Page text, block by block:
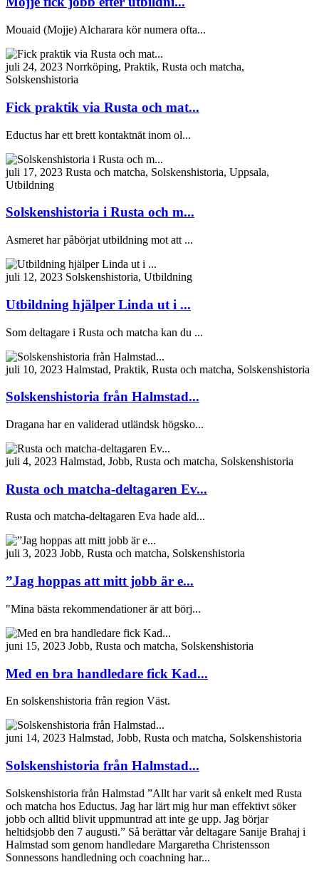
Mouaid (Mojje) Alcharara kör numera ofta...
juli 24, 2023 Norrköping, Praktik, Rusta och matcha,
Solskenshistoria
Fick praktik via Rusta och mat...
Eductus har ett brett kontaktnät inom ol...
juli 17, 2023 Rusta och matcha, Solskenshistoria, Uppsala,
Utbildning
Solskenshistoria i Rusta och m...
Asmeret har påbörjat utbildning mot att ...
juli 12, 2023 Solskenshistoria, Utbildning
Utbildning hjälper Linda ut i ...
Som deltagare i Rusta och matcha kan du ...
juli 10, 2023 Halmstad, Praktik, Rusta och matcha, Solskenshistoria
Solskenshistoria från Halmstad...
Dragana har en validerad utländsk högsko...
juli 4, 2023 Halmstad, Jobb, Rusta och matcha, Solskenshistoria
Rusta och matcha-deltagaren Ev...
Rusta och matcha-deltagaren Eva hade ald...
juli 3, 2023 Jobb, Rusta och matcha, Solskenshistoria
”Jag hoppas att mitt jobb är e...
"Mina bästa rekommendationer är att börj...
juni 15, 2023 Jobb, Rusta och matcha, Solskenshistoria
Med en bra handledare fick Kad...
En solskenshistoria från region Väst.
juni 14, 2023 Halmstad, Jobb, Rusta och matcha, Solskenshistoria
Solskenshistoria från Halmstad...
Solskenshistoria från Halmstad ”Allt har varit så enkelt med Rusta
och matcha hos Eductus. Jag har lärt mig hur man effektivt söker
jobb och alltid blivit uppmuntrad att inte ge upp. Jag börjar
heltidsjobb den 7 augusti.” Så berättar vår deltagare Sanije Brahaj i
Halmstad som genom handledare Margaretha Christensson
Sonnessons handledning och coachning har...